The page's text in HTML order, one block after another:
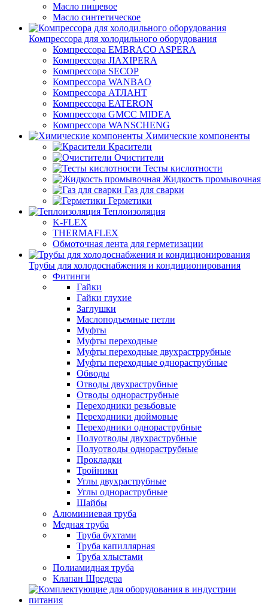
Масло пищевое
Масло синтетическое
Компрессора для холодильного оборудования
Компрессора EMBRACO ASPERA
Компрессора JIAXIPERA
Компрессора SECOP
Компрессора WANBAO
Компрессора АТЛАНТ
Компрессора EATERON
Компрессора GMCC MIDEA
Компрессора WANSCHENG
Химические компоненты
Красители
Очистители
Тесты кислотности
Жидкость промывочная
Газ для сварки
Герметики
Теплоизоляция
K-FLEX
THERMAFLEX
Обмоточная лента для герметизации
Трубы для холодоснабжения и кондиционирования
Фитинги
Гайки
Гайки глухие
Заглушки
Маслоподъемные петли
Муфты
Муфты переходные
Муфты переходные двухрастррубные
Муфты переходные однораструбные
Обводы
Отводы двухраструбные
Отводы однораструбные
Переходники резьбовые
Переходники дюймовые
Переходники однораструбные
Полуотводы двухраструбные
Полуотводы однораструбные
Прокладки
Тройники
Углы двухраструбные
Углы однораструбные
Шайбы
Алюминиевая труба
Медная труба
Труба бухтами
Труба капиллярная
Труба хлыстами
Полиамидная труба
Клапан Шредера